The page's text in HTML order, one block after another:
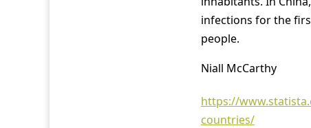
infections for the
people.
Niall McCarthy
https://
countries/